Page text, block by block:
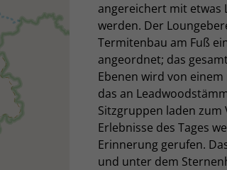
angereichert mit etwas
werden. Der
Termitenbau am Fuß
angeordnet; das
Ebenen wird von
das an
Sitzgruppen laden zum
Erlebnisse des Tages
Erinnerung gerufen.
und unter dem